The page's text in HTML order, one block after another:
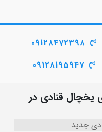
09128472398
09128195947
قنادی در
جدید